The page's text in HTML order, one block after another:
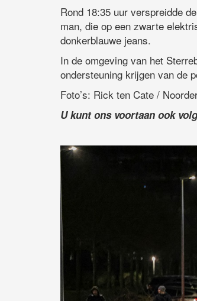
Rond 18:35 uur verspreidde
man, die op een zwarte
donkerblauwe jeans.
In de omgeving van het
ondersteuning krijgen van de
Foto’s: Rick ten Cate /
U kunt ons voortaan ook